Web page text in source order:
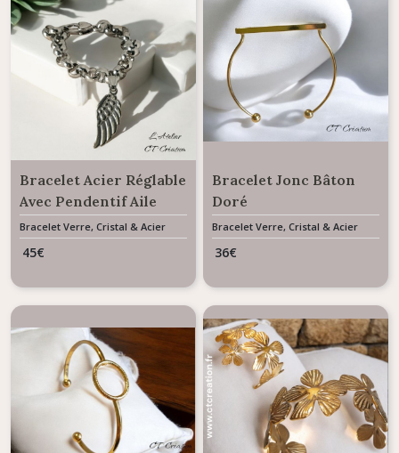
Bracelet Acier Réglable
Avec Pendentif Aile
D’Ange
Bracelet Verre, Cristal & Acier
45€
Bracelet Jonc Bâton
Doré
Bracelet Verre, Cristal & Acier
36€